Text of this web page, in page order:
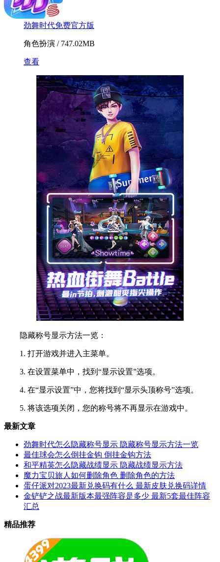
劲舞时代免费官方版
角色扮演 / 747.02MB
查看
隐藏称号显示方法一览：
1. 打开游戏并进入主菜单。
3. 在设置菜单中，找到“显示设置”选项。
4. 在“显示设置”中，您将找到“显示头顶称号”选项。
5. 将该选项关闭，您的称号将不再显示在游戏中。
最新文章
劲舞时代怎么隐藏称号显示 隐藏称号显示方法一览
最佳球会怎么倒挂金钩 倒挂金钩方法
和平精英怎么隐藏战绩显示 隐藏战绩显示方法
魔力宝贝旅人如何删除角色 删除角色的方法
蛋仔派对2023最新兑换码有什么 最新皮肤兑换码详情
金铲铲之战最新版本最强阵容是多少 最新5套最佳阵容
汇总
精品推荐